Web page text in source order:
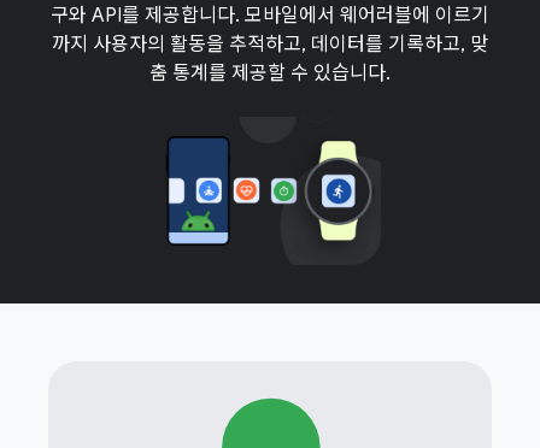
구와 API를 제공합니다. 모바일에서 웨어러블에 이르기
까지 사용자의 활동을 추적하고, 데이터를 기록하고, 맞
춤 통계를 제공할 수 있습니다.